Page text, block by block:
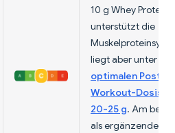
10 g Whey Protein
unterstützt die
liegt aber unter der
optimalen Post-
Workout-Dosis
20-25 g. Am
als ergänzender